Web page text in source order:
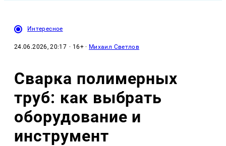
Интересное
24.06.2026, 20:17 · 16+ · Михаил Светлов
Сварка полимерных
труб: как выбрать
оборудование и
инструмент